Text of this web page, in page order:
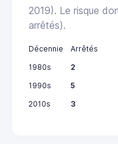
2019). Le risque
arrêtés).
Décennie
Arrêtés
1980s
2
1990s
5
2010s
3